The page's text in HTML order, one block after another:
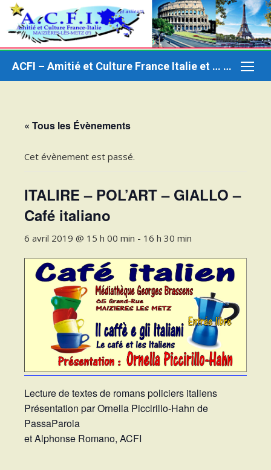
Aller
contenu
ACFI – Amitié et Culture France Italie et … ailleurs
« Tous les Évènements
Cet évènement est passé.
ITALIRE – POL’ART – GIALLO –
Café italiano
6 avril 2019 @ 15 h 00 min - 16 h 30 min
Lecture de textes de romans policiers italiens
Présentation par Ornella Piccirillo-Hahn de
PassaParola
et Alphonse Romano, ACFI